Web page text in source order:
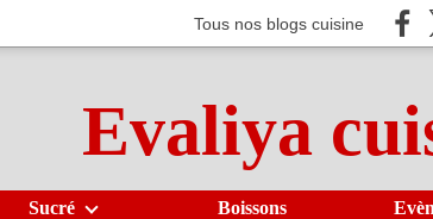
Tous nos blogs cuisine
Evaliya
Sucré Boissons